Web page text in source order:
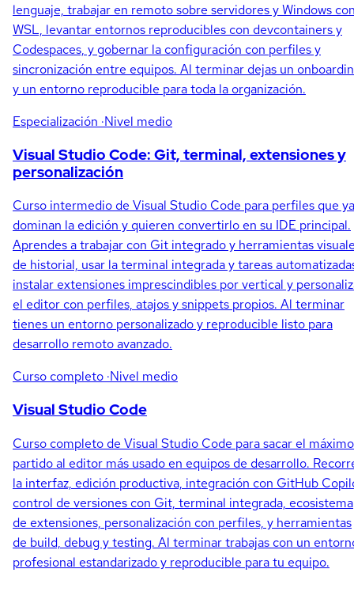
lenguaje, trabajar en remoto sobre servidores y Windows
WSL, levantar entornos reproducibles con devcontainers y
Codespaces, y gobernar la configuración con perfiles y
sincronización entre equipos. Al terminar dejas un
y un entorno reproducible para toda la organización.
Especialización ·Nivel medio
Visual Studio Code: Git, terminal, extensiones y
personalización
Curso intermedio de Visual Studio Code para perfiles que ya
dominan la edición y quieren convertirlo en su IDE principal.
Aprendes a trabajar con Git integrado y herramientas
de historial, usar la terminal integrada y tareas
instalar extensiones imprescindibles por vertical y
el editor con perfiles, atajos y snippets propios. Al terminar
tienes un entorno personalizado y reproducible listo para
desarrollo remoto avanzado.
Curso completo ·Nivel medio
Visual Studio Code
Curso completo de Visual Studio Code para sacar el máximo
partido al editor más usado en equipos de desarrollo.
la interfaz, edición productiva, integración con GitHub
control de versiones con Git, terminal integrada, ecosistema
de extensiones, personalización con perfiles, y herramientas
de build, debug y testing. Al terminar trabajas con un
profesional estandarizado y reproducible para tu equipo.